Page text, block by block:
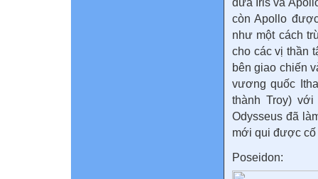
đưa Iris và
còn Apollo
như một cách
cho các vị thần
bên giao chiến
vương quốc
thành Troy)
Odysseus đã
mới qui được
Poseidon: